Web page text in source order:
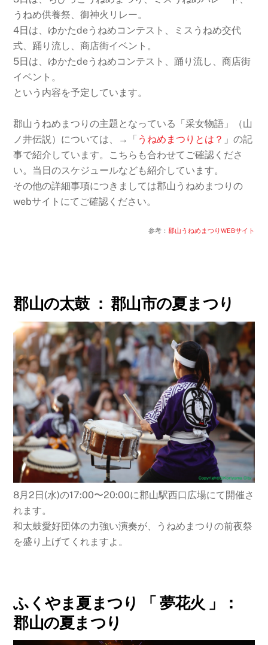
うねめ供養祭、御神火リレー。
4日は、ゆかたdeうねめコンテスト、ミスうねめ交代
式、踊り流し、商店街イベント。
5日は、ゆかたdeうねめコンテスト、踊り流し、商店街
イベント。
という内容を予定しています。
郡山うねめまつりの主題となっている「采女物語」（山
ノ井伝説）については、→「 うねめまつりとは？ 」の記
事で紹介しています。こちらも合わせてご確認くださ
い。当日のスケジュールなども紹介しています。
その他の詳細事項につきましては郡山うねめまつりの
webサイトにてご確認ください。
参考： 郡山うねめまつりWEBサイト
郡山の太鼓 ： 郡山市の夏まつり
8月2日(水)の17:00〜20:00に郡山駅西口広場にて開催さ
れます。
和太鼓愛好団体の力強い演奏が、うねめまつりの前夜祭
を盛り上げてくれますよ。
ふくやま夏まつり 「 夢花火 」：
郡山の夏まつり